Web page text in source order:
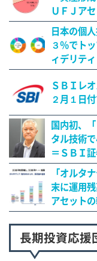
ＵＦＪア
日本の個
３％でト
ィデリテ
ＳＢＩレ
２月１日
国内初、
タル技術
＝ＳＢＩ
「オルタ
末に運用
アセット
長期投資応援